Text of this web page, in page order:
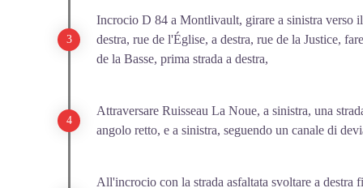
Incrocio D 84 a Montlivault, girare a sinistra verso
destra, rue de l'Église, a destra, rue de la Justice,
de la Basse, prima strada a destra,
Attraversare Ruisseau La Noue, a sinistra, una
angolo retto, e a sinistra, seguendo un canale di
All'incrocio con la strada asfaltata svoltare a